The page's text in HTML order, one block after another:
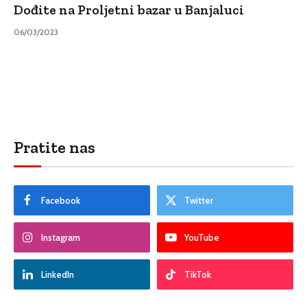
Dođite na Proljetni bazar u Banjaluci
06/03/2023
Pratite nas
Facebook Twitter
Instagram YouTube
LinkedIn TikTok